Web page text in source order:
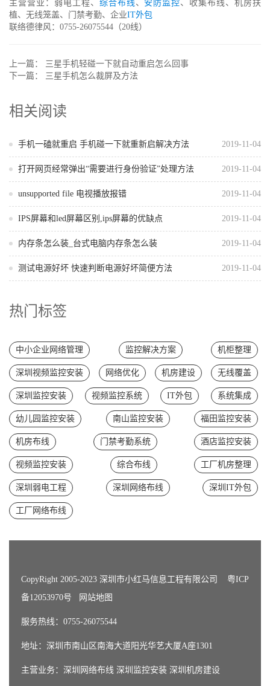
主营营业：弱电工程、 综合布线 、 安防监控、收集布线、机房扶
植、无线笼盖、门禁考勤、企业IT外包
联络德律风：0755-26075544（20线）
上一篇： 三星手机轻碰一下就自动重启怎么回事
下一篇： 三星手机怎么裁屏及方法
相关阅读
2019-11-04
手机一磕就重启 手机碰一下就重新启解决方法
2019-11-04
打开网页经常弹出“需要进行身份验证”处理方法
2019-11-04
unsupported file 电视播放报错
2019-11-04
IPS屏幕和led屏幕区别,ips屏幕的优缺点
2019-11-04
内存条怎么装_台式电脑内存条怎么装
2019-11-04
测试电源好坏 快速判断电源好坏简便方法
热门标签
中小企业网络管理 监控解决方案 机柜整理
深圳视频监控安装 网络优化 机房建设 无线覆盖
深圳监控安装 视频监控系统 IT外包 系统集成
幼儿园监控安装 南山监控安装 福田监控安装
机房布线 门禁考勤系统 酒店监控安装
视频监控安装 综合布线 工厂机房整理
深圳弱电工程 深圳网络布线 深圳IT外包
工厂网络布线
CopyRight 2005-2023 深圳市小红马信息工程有限公司 粤ICP
备12053970号
网站地图
服务热线：0755-26075544
地址：深圳市南山区南海大道阳光华艺大厦A座1301
主营业务： 深圳网络布线 深圳监控安装 深圳机房建设